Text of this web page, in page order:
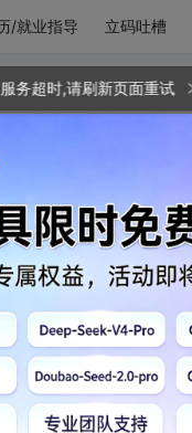
/就业指导 立码吐槽
举报
服务超时,请刷新页面重试